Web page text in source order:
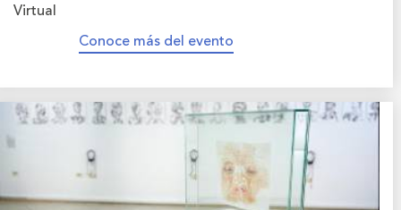
Virtual
Conoce más del evento